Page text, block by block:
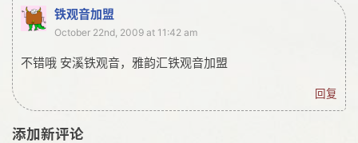
铁观音加盟
October 22nd, 2009 at 11:42 am
不错哦 安溪铁观音，雅韵汇铁观音加盟
回复
添加新评论